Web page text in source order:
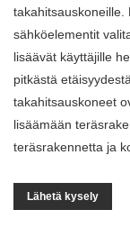
takahitsauskoneille.
sähköelementit
lisäävät käyttäjille
pitkästä
takahitsauskoneet
lisäämään
teräsrakennetta ja
Lähetä kysely